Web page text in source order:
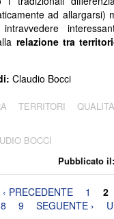
Pubblicato il:
ad allargarsi)
relazione tra
Claudio Bocci
TERRITORI
BOCCI
‹ PRECEDENTE 1 2
8 9 SEGUENTE ›